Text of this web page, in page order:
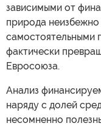
зависимыми от
природа
самостоятельными
фактически
Евросоюза.
Анализ
наряду с долей
несомненно